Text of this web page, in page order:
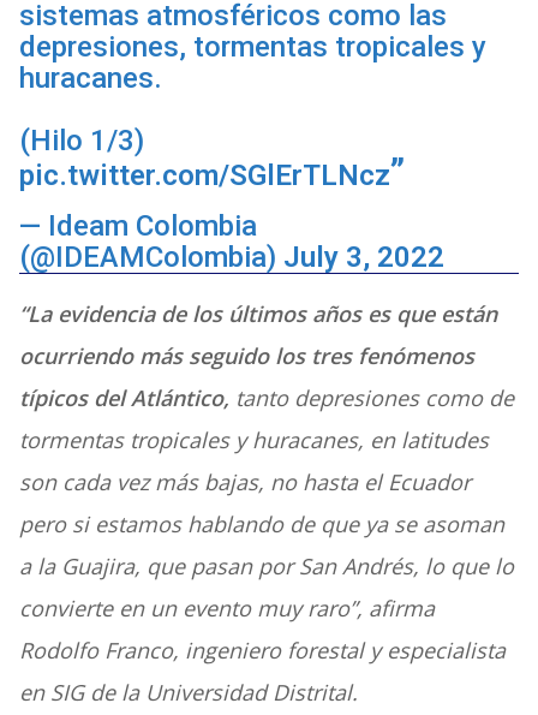
sistemas atmosféricos como las
depresiones, tormentas tropicales y
huracanes.
(Hilo 1/3)
pic.twitter.com/SGlErTLNcz
— Ideam Colombia
(@IDEAMColombia) July 3, 2022
“La evidencia de los últimos años es que están
ocurriendo más seguido los tres fenómenos
típicos del Atlántico, tanto depresiones como de
tormentas tropicales y huracanes, en latitudes
son cada vez más bajas, no hasta el Ecuador
pero si estamos hablando de que ya se asoman
a la Guajira, que pasan por San Andrés, lo que lo
convierte en un evento muy raro”, afirma
Rodolfo Franco, ingeniero forestal y especialista
en SIG de la Universidad Distrital.